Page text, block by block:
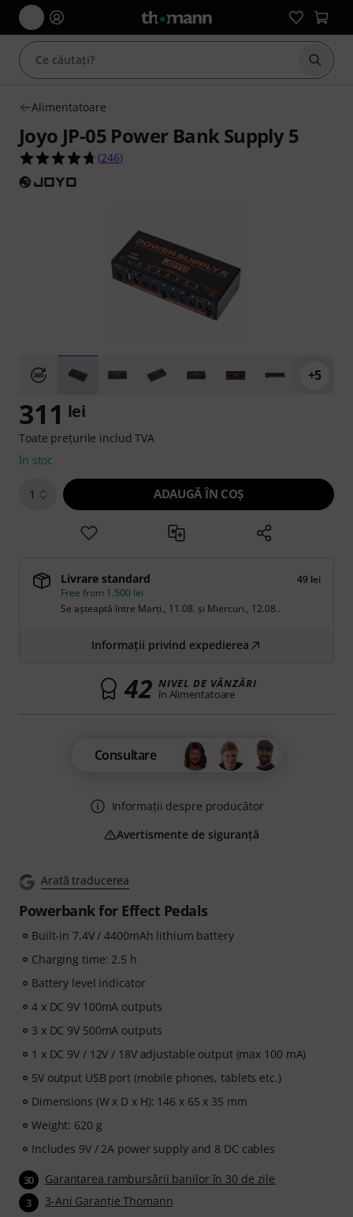
Alimentatoare
Joyo JP-05 Power Bank Supply 5
4.7 din 5 stele din 246 evaluări ale clienților
(246)
+5
Arată traducerea
Powerbank for Effect Pedals
Built-in 7.4V / 4400mAh lithium battery
Charging time: 2.5 h
Battery level indicator
4 x DC 9V 100mA outputs
3 x DC 9V 500mA outputs
1 x DC 9V / 12V / 18V adjustable output (max 100 mA)
5V output USB port (mobile phones, tablets etc.)
Dimensions (W x D x H): 146 x 65 x 35 mm
Weight: 620 g
Includes 9V / 2A power supply and 8 DC cables
30 Garantarea rambursării banilor în 30 de zile
3 3-Ani Garanţie Thomann
311 lei
Toate prețurile includ TVA
în stoc
1 ADAUGĂ ÎN COŞ
Livrare standard
49 lei
Free from 1.500 lei
Se așteaptă între Marți., 11.08. și Miercuri., 12.08..
Informații privind expedierea
42 NIVEL DE VÂNZĂRI
în Alimentatoare
Consultare
Informații despre producător
Avertismente de siguranță